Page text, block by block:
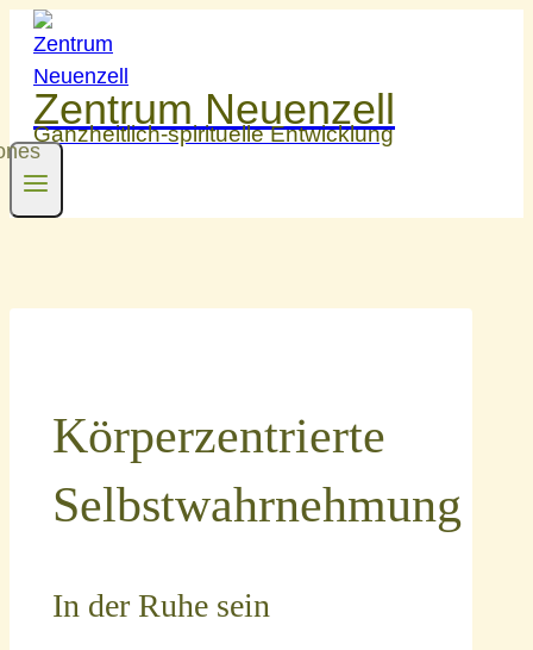
Zum
Inhalt
springen
Zentrum Neuenzell
Ganzheitlich-spirituelle Entwicklung
Körperzentrierte
Selbstwahrnehmung
In der Ruhe sein